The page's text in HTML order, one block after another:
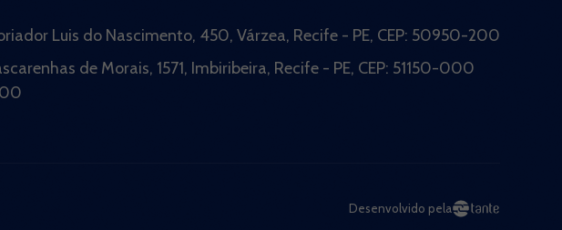
Luis do Nascimento, 450, Várzea, Recife - PE, CEP: 50950-200
de Morais, 1571, Imbiribeira, Recife - PE, CEP: 51150-000
Desenvolvido pela